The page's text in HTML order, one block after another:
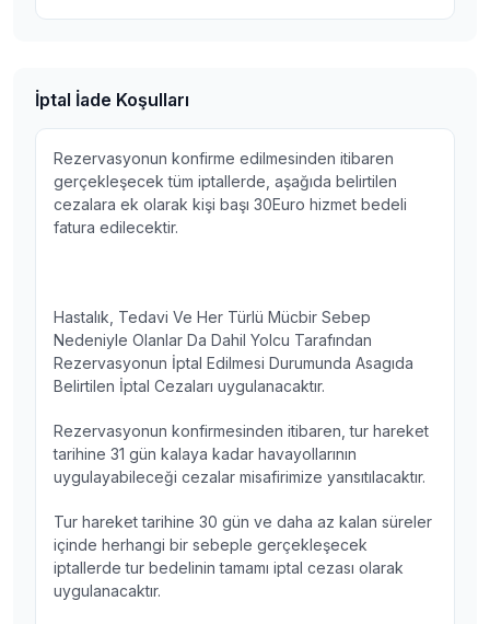
İptal İade Koşulları
Rezervasyonun konfirme edilmesinden itibaren
gerçekleşecek tüm iptallerde, aşağıda belirtilen
cezalara ek olarak kişi başı 30Euro hizmet bedeli
fatura edilecektir.
Hastalık, Tedavi Ve Her Türlü Mücbir Sebep
Nedeniyle Olanlar Da Dahil Yolcu Tarafından
Rezervasyonun İptal Edilmesi Durumunda Asagıda
Belirtilen İptal Cezaları uygulanacaktır.
Rezervasyonun konfirmesinden itibaren, tur hareket
tarihine 31 gün kalaya kadar havayollarının
uygulayabileceği cezalar misafirimize yansıtılacaktır.
Tur hareket tarihine 30 gün ve daha az kalan süreler
içinde herhangi bir sebeple gerçekleşecek
iptallerde tur bedelinin tamamı iptal cezası olarak
uygulanacaktır.